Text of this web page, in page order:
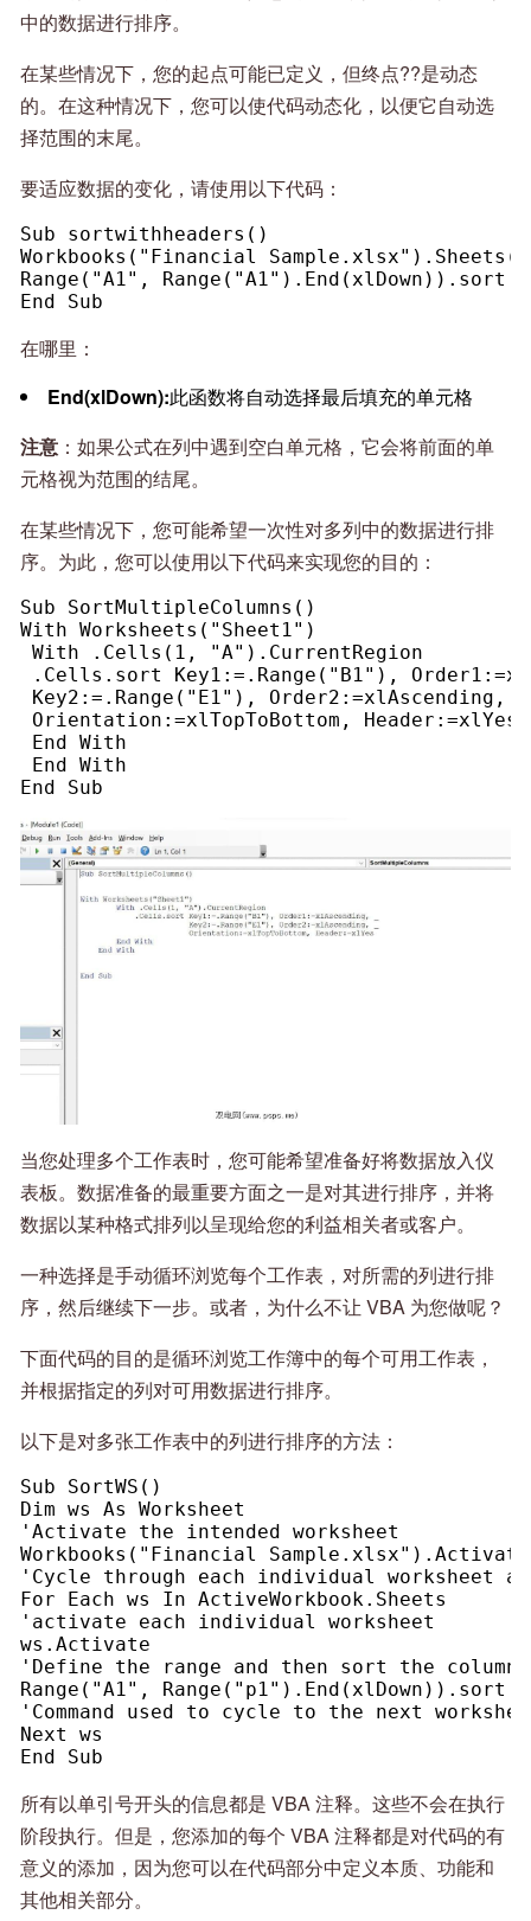
中的数据进行排序。
在某些情况下，您的起点可能已定义，但终点??是动态
的。在这种情况下，您可以使代码动态化，以便它自动选
择范围的末尾。
要适应数据的变化，请使用以下代码：
Sub sortwithheaders()
Workbooks("Financial
Range("A1", Range("A1").End(xlDown)).sort
End Sub
在哪里：
End(xlDown):此函数将自动选择最后填充的单元格
注意 ：如果公式在列中遇到空白单元格，它会将前面的单
元格视为范围的结尾。
在某些情况下，您可能希望一次性对多列中的数据进行排
序。为此，您可以使用以下代码来实现您的目的：
Sub SortMultipleColumns()
With Worksheets("Sheet1")
With .Cells(1, "A").CurrentRegion
.Cells.sort Key1:=.Range("B1"),
Key2:=.Range("E1"), Order2:=xlAscending, _
Orientation:=xlTopToBottom, Header:=xlYes
End With
End With
End Sub
当您处理多个工作表时，您可能希望准备好将数据放入仪
表板。数据准备的最重要方面之一是对其进行排序，并将
数据以某种格式排列以呈现给您的利益相关者或客户。
一种选择是手动循环浏览每个工作表，对所需的列进行排
序，然后继续下一步。或者，为什么不让 VBA 为您做呢？
下面代码的目的是循环浏览工作簿中的每个可用工作表，
并根据指定的列对可用数据进行排序。
以下是对多张工作表中的列进行排序的方法：
Sub SortWS()
Dim ws As Worksheet
'Activate the intended worksheet
Workbooks("Financial Sample.xlsx").Activate
'Cycle through each individual worksheet
For Each ws In ActiveWorkbook.Sheets
'activate each individual worksheet
ws.Activate
'Define the range and then sort the
Range("A1", Range("p1").End(xlDown)).sort
'Command used to cycle to the next
Next ws
End Sub
所有以单引号开头的信息都是 VBA 注释。这些不会在执行
阶段执行。但是，您添加的每个 VBA 注释都是对代码的有
意义的添加，因为您可以在代码部分中定义本质、功能和
其他相关部分。